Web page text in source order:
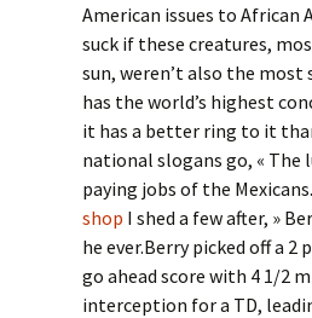
American issues to African
suck if these creatures,
sun, weren’t also the most
has the world’s highest
it has a better ring to it
national slogans go, « The
paying jobs of the
shop I shed a few after, »
he ever.Berry picked off a
go ahead score with 4 1/2
interception for a TD,